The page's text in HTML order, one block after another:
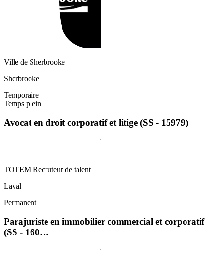
Ville de Sherbrooke
Sherbrooke
Temporaire
Temps plein
Avocat en droit corporatif et litige (SS - 15979)
TOTEM Recruteur de talent
Laval
Permanent
Parajuriste en immobilier commercial et corporatif
(SS - 160…